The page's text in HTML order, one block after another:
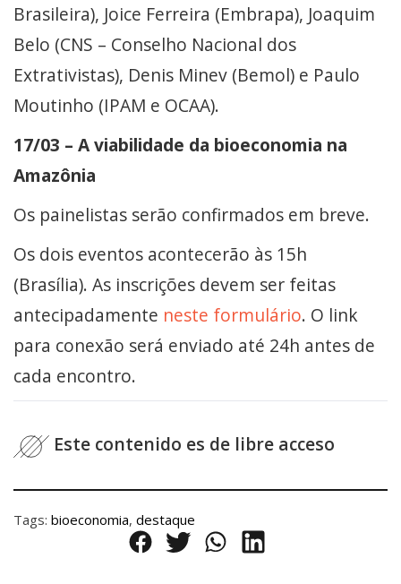
Brasileira), Joice Ferreira (Embrapa), Joaquim
Belo (CNS – Conselho Nacional dos
Extrativistas), Denis Minev (Bemol) e Paulo
Moutinho (IPAM e OCAA).
17/03 – A viabilidade da bioeconomia na
Amazônia
Os painelistas serão confirmados em breve.
Os dois eventos acontecerão às 15h
(Brasília). As inscrições devem ser feitas
antecipadamente neste formulário. O link
para conexão será enviado até 24h antes de
cada encontro.
Este contenido es de libre acceso
Tags: bioeconomia, destaque